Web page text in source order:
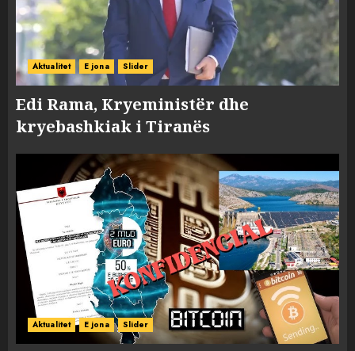
Aktualitet E jona Slider
Edi Rama, Kryeministër dhe
kryebashkiak i Tiranës
Aktualitet E jona Slider